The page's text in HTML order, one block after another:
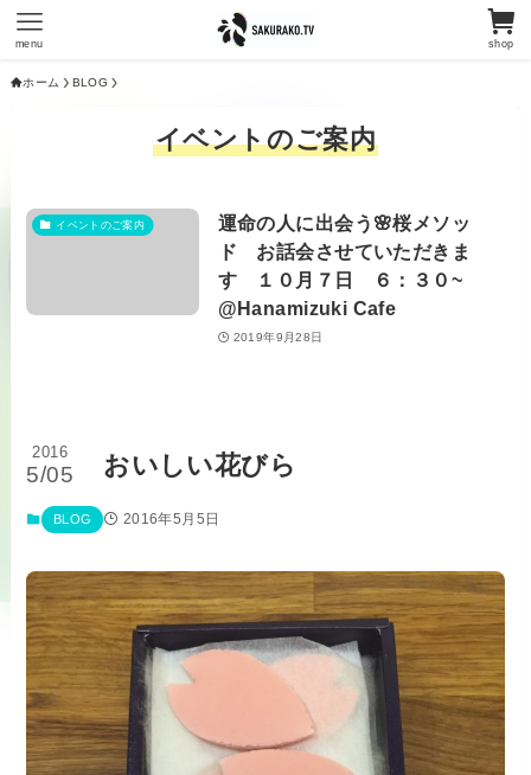
shop
menu
ホーム BLOG
イベントのご案内
イベントのご案内
運命の人に出会う🌸桜メソッ
ド お話会させていただきま
す １０月７日 ６：３０~
@Hanamizuki Cafe
2019年9月28日
おいしい花びら
2016
5/05
BLOG 2016年5月5日